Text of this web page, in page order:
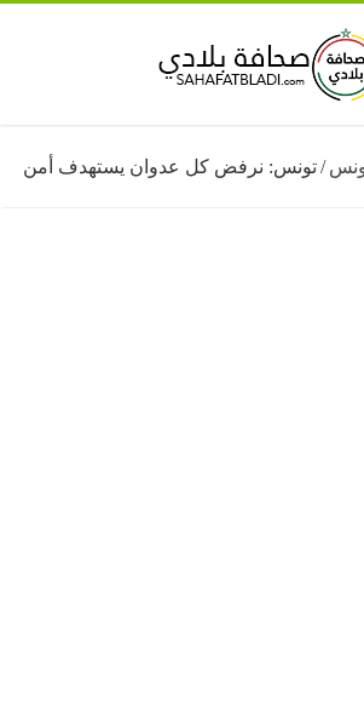
تونس: نرفض كل عدوان يستهدف أمن